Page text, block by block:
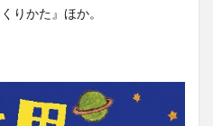
りかた』ほか。